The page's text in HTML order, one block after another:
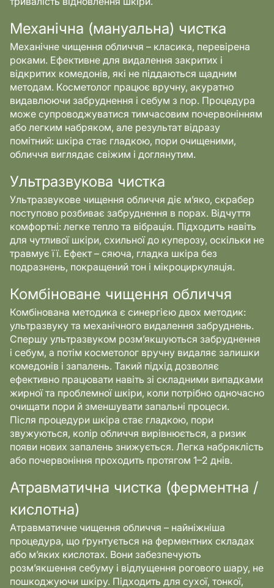
Механічна (мануальна) чистка
Механічне чищення обличчя – класика, перевірена
роками. Ефективне для видалення закритих і
відкритих комедонів, які не піддаються щадним
методам. Косметолог працює вручну, акуратно
видавлюючи забруднення і себум з пор. Процедура
може супроводжуватися тимчасовим почервонінням
або легким набряком, але результат відразу
помітний: шкіра стає гладкою, пори очищеними,
обличчя виглядає свіжим і доглянутим.
Ультразвукова чистка
Ультразвукове чищення обличчя діє м’яко, скрабер
поступово розбиває забруднення в порах. Відчуття
комфортні: легке тепло та вібрація. Підходить навіть
для чутливої шкіри, схильної до куперозу, оскільки не
травмує її. Ефект – сяюча, гладка шкіра без
подразнень, покращений тон і мікроциркуляція.
Комбіноване чищення обличчя
Комбінована методика є синергією двох методик:
ультразвуку та механічного видалення забруднень.
Спершу ультразвуком розм’якшуються забруднення
і себум, а потім косметолог вручну видаляє залишки
комедонів і запалень. Такий підхід дозволяє
ефективно працювати навіть зі складними випадками
жирної та проблемної шкіри, коли потрібно одночасно
очищати пори й зменшувати запальні процеси.
Після процедури шкіра стає гладкою, пори
звужуються, колір обличчя вирівнюється, а ризик
появи нових запалень знижується. Легка набряклість
або почервоніння проходить протягом 1–2 днів.
Атравматична чистка (ферментна /
кислотна)
Атравматичне чищення обличчя – найніжніша
процедура, що ґрунтується на ферментних складах
або м’яких кислотах. Вони забезпечують
розм’якшення себуму і відлущення рогового шару, не
пошкоджуючи шкіру. Підходить для сухої, тонкої,